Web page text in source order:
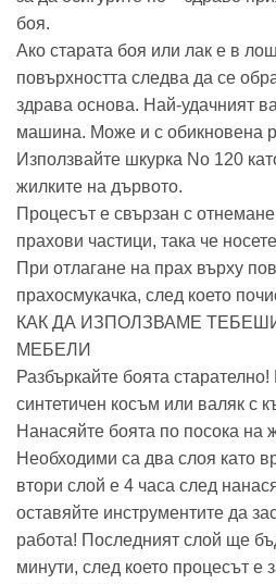
боя.
Ако старата боя или лак е в
повърхността следва да се
здрава основа. Най-удачният
машина. Може и с обикновена
Използвайте шкурка No 120
жилките на дървото.
Процесът е свързан с
прахови частици, така че
При отлагане на прах върху
прахосмукачка, след което
КАК ДА ИЗПОЛЗВАМЕ
МЕБЕЛИ
Разбъркайте боята
синтетичен косъм или валяк с
Нанасяйте боята по посока на
Необходими са два слоя като
втори слой е 4 часа след
оставяйте инструментите да
работа! Последният слой ще
минути, след което процесът е